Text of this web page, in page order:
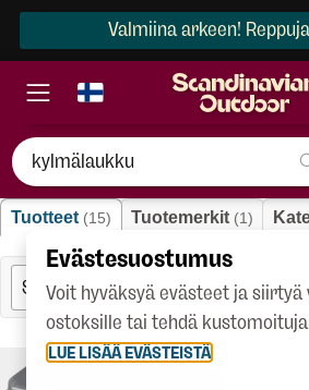
Valmiina arkeen!
"kylmälaukku"
Tuotteet (15) Tuotemerkit (1)
Evästesuostumus
Voit hyväksyä evästeet ja siirtyä
ostoksille tai tehdä
LUE LISÄÄ EVÄSTEISTÄ